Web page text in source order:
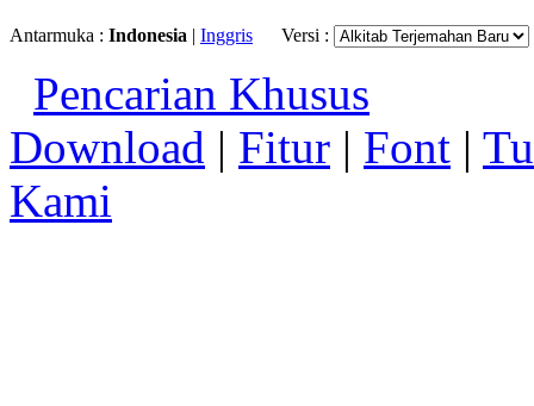
Antarmuka : Indonesia | Inggris Versi :
Pencarian Khusus
Download | Fitur | Font |
Kami